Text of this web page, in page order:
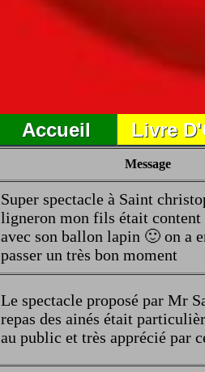
Accueil Livre
Message
Super spectacle à Saint
ligneron mon fils était content
avec son ballon lapin 🙂 on a
passer un très bon moment
Le spectacle proposé par Mr
repas des ainés était
au public et très apprécié par